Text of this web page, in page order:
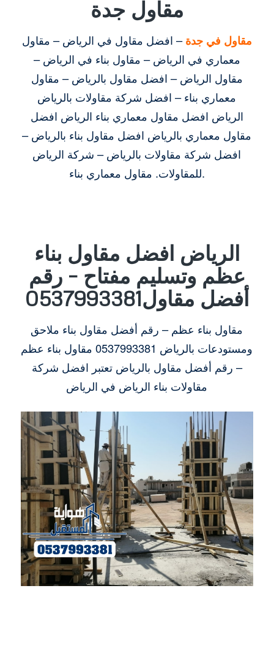
مقاول جدة
مقاول في جدة– افضل مقاول في الرياض – مقاول
معماري في الرياض – مقاول بناء في الرياض –
مقاول الرياض – افضل مقاول بالرياض – مقاول
معماري بناء – افضل شركة مقاولات بالرياض
الرياض افضل مقاول معماري بناء الرياض افضل
مقاول معماري بالرياض افضل مقاول بناء بالرياض –
افضل شركة مقاولات بالرياض – شركة الرياض
للمقاولات. مقاول معماري بناء.
الرياض افضل مقاول بناء
عظم وتسليم مفتاح – رقم
أفضل مقاول0537993381
مقاول بناء عظم – رقم أفضل مقاول بناء ملاحق
ومستودعات بالرياض 0537993381 مقاول بناء عظم
– رقم أفضل مقاول بالرياض تعتبر افضل شركة
مقاولات بناء الرياض في الرياض